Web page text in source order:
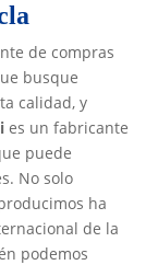
de compras
busque
calidad, y
es un fabricante
puede
No solo
ha
de la
podemos